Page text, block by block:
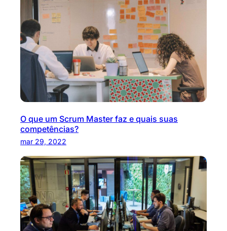
O que um Scrum Master faz e quais suas
competências?
mar 29, 2022